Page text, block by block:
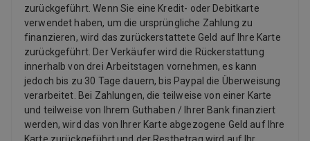
zurückgeführt. Wenn Sie eine Kredit- oder Debitkarte
verwendet haben, um die ursprüngliche Zahlung zu
finanzieren, wird das zurückerstattete Geld auf Ihre Karte
zurückgeführt. Der Verkäufer wird die Rückerstattung
innerhalb von drei Arbeitstagen vornehmen, es kann
jedoch bis zu 30 Tage dauern, bis Paypal die Überweisung
verarbeitet. Bei Zahlungen, die teilweise von einer Karte
und teilweise von Ihrem Guthaben / Ihrer Bank finanziert
werden, wird das von Ihrer Karte abgezogene Geld auf Ihre